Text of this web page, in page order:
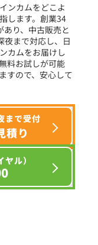
ンカムをどこよ
します。創業34
り、中古販売と
夜まで対応し、日
カムをお届けし
料お試しが可能
すので、安心して
まで受付
積り
ル）